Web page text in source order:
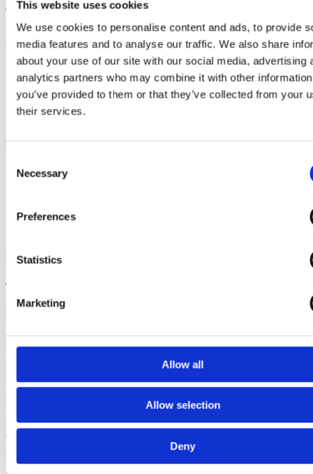
This website uses cookies
We use cookies to personalise content and ads, to provide
media features and to analyse our traffic. We also share
about your use of our site with our social media, advertising
analytics partners who may combine it with other
you’ve provided to them or that they’ve collected from your
their services.
Selection
Necessary
Preferences
Statistics
Marketing
Allow all
Allow selection
Deny
Team EazyProject
Afprøv demo uden binding
Demoen kræverikkebetalingskort
Du modtager automatisk en mail med login info
Du får adgang til alle features
Du får ubegrænset support
Demoenudløber automatisk
Du er i trygge hænder
EazyProject siden 2002
5 x børsen gazellevirksomhed
Vent venligst ...
Tillykke - din demo-løsning er klar
Login sendes til din email indenfor 5 minutter
Et link med login til din demo-løsning er nu sendt til din mail.
Har du spørgsmål er du altid velkommen til at kontakte os på
telefon: + 45 53 54 55 65 eller e-mail info.dk@bjornlunden.com.
Rigtig god fornøjelse..
De bedste hilsner
Team EazyProject
Ups!